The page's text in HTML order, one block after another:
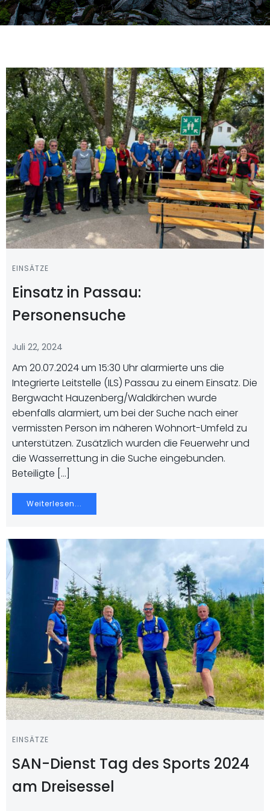
EINSÄTZE
Einsatz in Passau:
Personensuche
Juli 22, 2024
Am 20.07.2024 um 15:30 Uhr alarmierte uns die
Integrierte Leitstelle (ILS) Passau zu einem Einsatz. Die
Bergwacht Hauzenberg/Waldkirchen wurde
ebenfalls alarmiert, um bei der Suche nach einer
vermissten Person im näheren Wohnort-Umfeld zu
unterstützen. Zusätzlich wurden die Feuerwehr und
die Wasserrettung in die Suche eingebunden.
Beteiligte […]
Weiterlesen...
EINSÄTZE
SAN-Dienst Tag des Sports 2024
am Dreisessel